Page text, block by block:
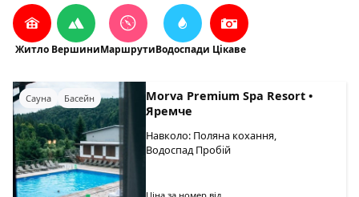
Житло ВершиниМаршрутиВодоспади Цікаве
Сауна Басейн
Morva Premium Spa Resort •
Яремче
Навколо: Поляна кохання,
Водоспад Пробій